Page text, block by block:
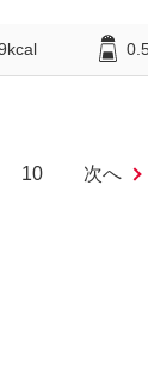
10 次へ